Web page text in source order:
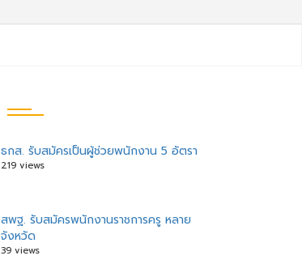
ธกส. รับสมัครเป็นผู้ช่วยพนักงาน 5 อัตรา
219 views
สพฐ. รับสมัครพนักงานราชการครู หลาย
จังหวัด
39 views